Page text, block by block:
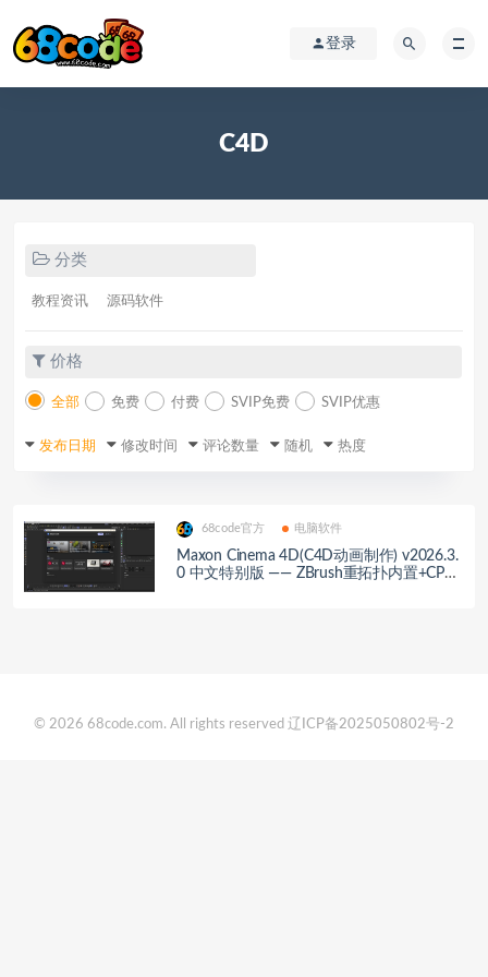
登录
C4D
分类
教程资讯 源码软件
价格
全部 免费 付费 SVIP免费 SVIP优惠
发布日期 修改时间 评论数量 随机 热度
68code官方 电脑软件
Maxon Cinema 4D(C4D动画制作) v2026.3.
0 中文特别版 —— ZBrush重拓扑内置+CPU+
© 2026 68code.com. All rights reserved 辽ICP备2025050802号-2